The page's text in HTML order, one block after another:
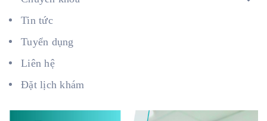
Tin tức
Tuyển dụng
Liên hệ
Đặt lịch khám